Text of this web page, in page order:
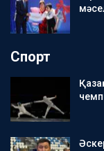
Спорт